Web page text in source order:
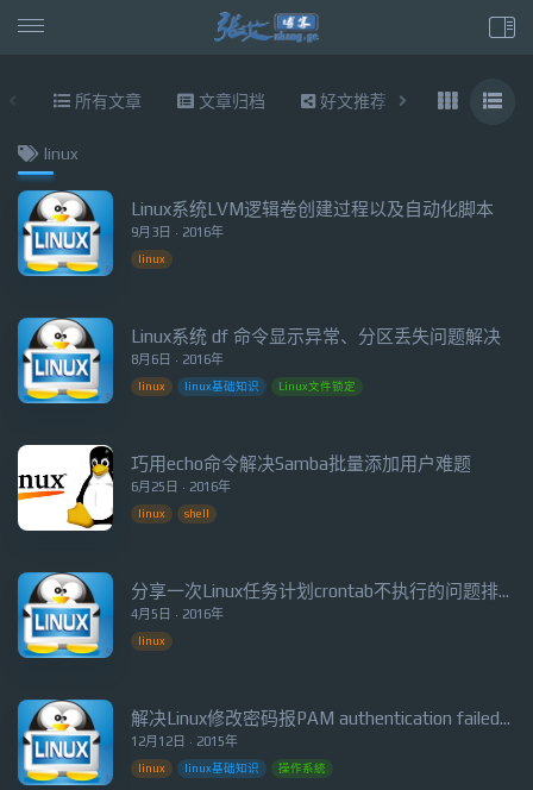
所有文章 文章归档 好文推荐 东拉西扯
linux
9月3日 · 2016年
Linux系统LVM逻辑卷创建过程以及自动化脚本
linux
8月6日 · 2016年
Linux系统 df 命令显示异常、分区丢失问题解决
linux linux基础知识 Linux文件锁定
6月25日 · 2016年
巧用echo命令解决Samba批量添加用户难题
linux shell
4月5日 · 2016年
分享一次Linux任务计划crontab不执行的问题排查过程
linux
12月12日 · 2015年
解决Linux修改密码报PAM authentication failed错误
linux linux基础知识 操作系統